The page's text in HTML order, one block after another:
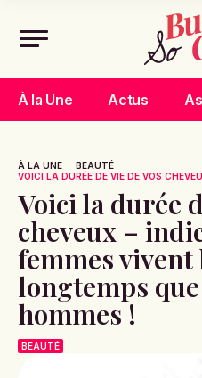
À la Une Actus
À LA UNE
BEAUTÉ
VOICI LA DURÉE DE VIE DE VOS
Voici la durée
cheveux –
femmes
longtemps
hommes !
BEAUTÉ